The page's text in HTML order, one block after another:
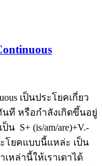
เป็นประโยคเกี่ยว
ที หรือกำลังเกิดขึ้นอยู่
S+ (is/am/are)+V.-
โยคแบบนี้แหล่ะ เป็น
เหล่านี้ให้เราเดาได้